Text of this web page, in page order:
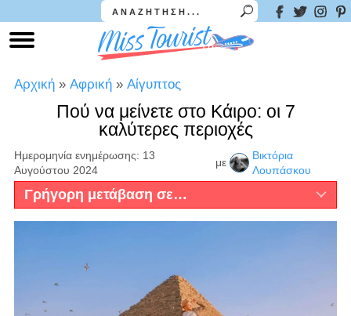
Αρχική » Αφρική » Αίγυπτος
Πού να μείνετε στο Κάιρο: οι 7
καλύτερες περιοχές
Ημερομηνία ενημέρωσης: 13
Αυγούστου 2024
με
Βικτόρια
Λουπάσκου
Γρήγορη μετάβαση σε…